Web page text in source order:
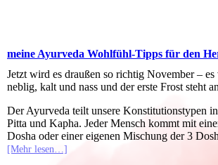
meine Ayurveda Wohlfühl-Tipps für den
Jetzt wird es draußen so richtig November –
neblig, kalt und nass und der erste Frost steht
Der Ayurveda teilt unsere Konstitutionstypen
Pitta und Kapha. Jeder Mensch kommt mit
Dosha oder einer eigenen Mischung der 3
[Mehr lesen…]